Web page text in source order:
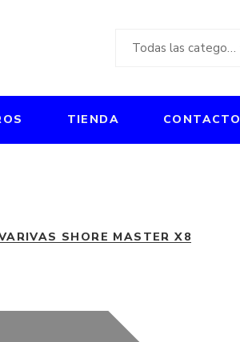
Todas las categorías
TIENDA CONTACTO
SHORE MASTER X8